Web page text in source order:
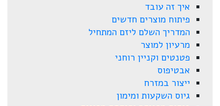
איך זה עובד
פיתוח מוצרים חדשים
המדריך השלם ליזם המתחיל
מרעיון למוצר
פטנטים וקניין רוחני
אבטיפוס
ייצור במזרח
גיוס השקעות ומימון